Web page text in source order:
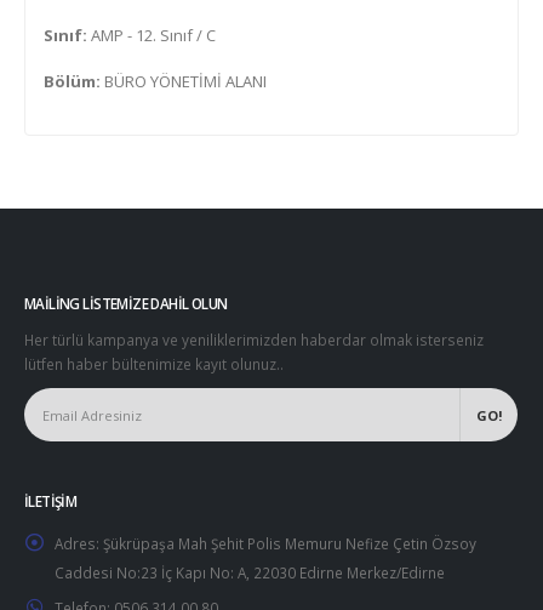
Sınıf: AMP - 12. Sınıf / C
Bölüm: BÜRO YÖNETİMİ ALANI
MAILING LISTEMIZE DAHIL OLUN
Her türlü kampanya ve yeniliklerimizden haberdar olmak isterseniz
lütfen haber bültenimize kayıt olunuz..
İLETIŞIM
Adres: Şükrüpaşa Mah Şehit Polis Memuru Nefize Çetin Özsoy
Caddesi No:23 İç Kapı No: A, 22030 Edirne Merkez/Edirne